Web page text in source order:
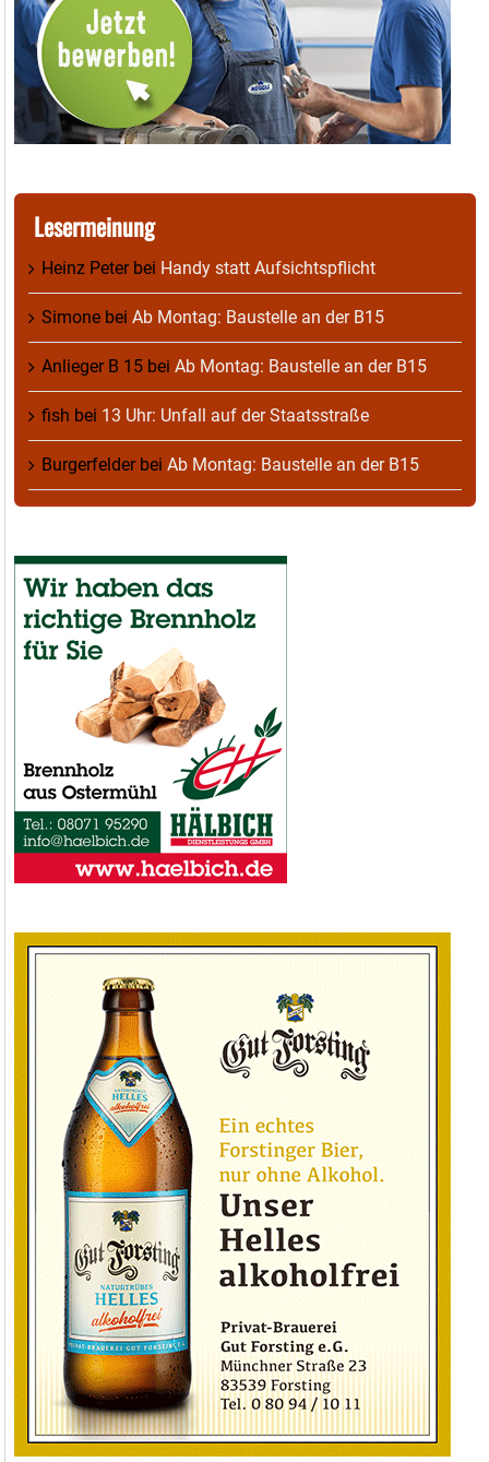
Lesermeinung
Heinz Peterbei Handy statt Aufsichtspflicht
Simone bei Ab Montag: Baustelle an der B15
Anlieger B 15 bei Ab Montag: Baustelle an der B15
fish bei 13 Uhr: Unfall auf der Staatsstraße
Burgerfelderbei Ab Montag: Baustelle an der B15